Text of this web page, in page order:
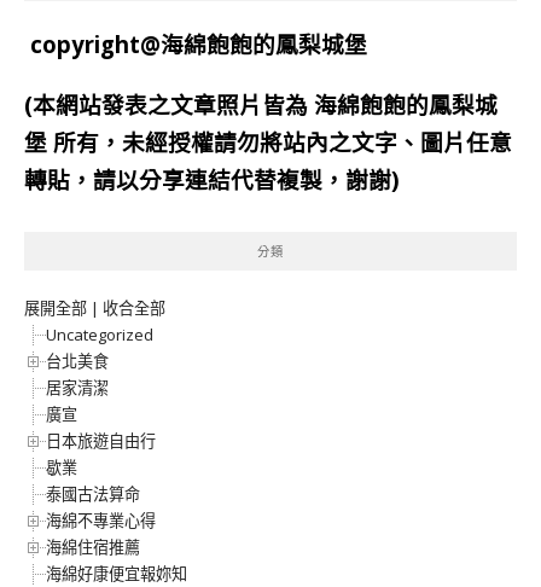
copyright@海綿飽飽的鳳梨城堡
(本網站發表之文章照片皆為 海綿飽飽的鳳梨城
堡 所有，未經授權請勿將站內之文字、圖片任意
轉貼，請以分享連結代替複製，謝謝)
分類
展開全部 | 收合全部
Uncategorized
台北美食
居家清潔
廣宣
日本旅遊自由行
歇業
泰國古法算命
海綿不專業心得
海綿住宿推薦
海綿好康便宜報妳知